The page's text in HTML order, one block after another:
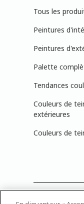
Tous les
Peintures
Peintures
Palette
Tendances
Couleurs de
extérieures
Couleurs de